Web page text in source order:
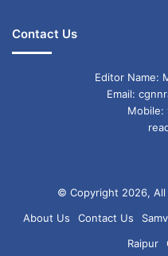
Contact Us
Editor Name:
Email:
Mobile:
© Copyright 2026, All
About Us
Contact Us
Raipur